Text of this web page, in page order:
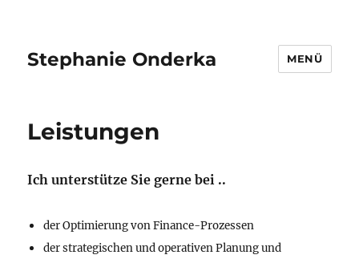
Stephanie Onderka MENÜ
Leistungen
Ich unterstütze Sie gerne bei ..
der Optimierung von Finance-Prozessen
der strategischen und operativen Planung und